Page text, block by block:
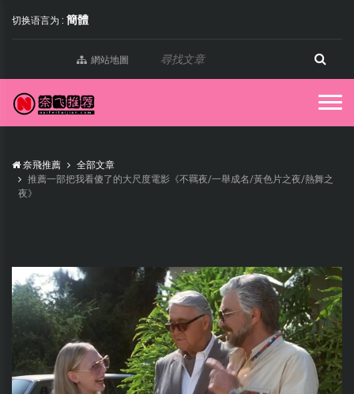
切换语言为 : 簡體
網站地圖
奈飛推薦
全部文章
推薦一部把我看傻了的大尺度電影《不羈夜/一舉成名/黃色片之夜/熱舞之
夜》